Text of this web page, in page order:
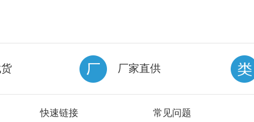
厂家直供
快速链接 常见问题